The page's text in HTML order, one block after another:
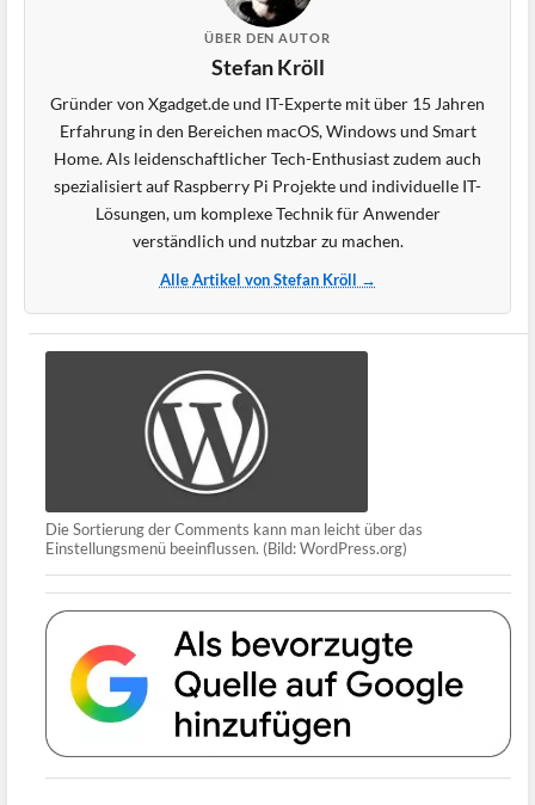
ÜBER DEN AUTOR
Stefan Kröll
Gründer von Xgadget.de und IT-Experte mit über 15 Jahren
Erfahrung in den Bereichen macOS, Windows und Smart
Home. Als leidenschaftlicher Tech-Enthusiast zudem auch
spezialisiert auf Raspberry Pi Projekte und individuelle IT-
Lösungen, um komplexe Technik für Anwender
verständlich und nutzbar zu machen.
Alle Artikel von Stefan Kröll →
Die Sortierung der Comments kann man leicht über das
Einstellungsmenü beeinflussen. (Bild: WordPress.org)